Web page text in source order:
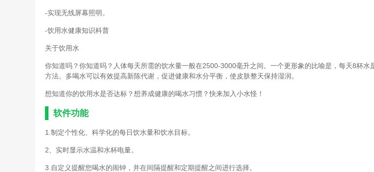
-实现无线屏幕照明。
-饮用水健康知识科普
关于饮用水
你知道吗？你知道吗？人体每天所需的饮水量一般在2500-3000毫升之间。一个更形象的比喻是，每天8杯水
方法。多喝水可以有效提高新陈代谢，促进健康和水分平衡，使皮肤整天保持湿润。
想知道你的饮用水是否达标？想养成健康的喝水习惯？快来加入小水怪！
软件功能
1.制定个性化、科学化的每日饮水量和饮水目标。
2、实时显示水温和水杯电量。
3.自定义提醒您喝水的闹钟，并在间隔提醒和定期提醒之间进行选择。